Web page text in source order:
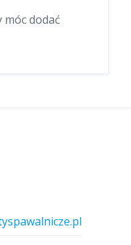
móc dodać